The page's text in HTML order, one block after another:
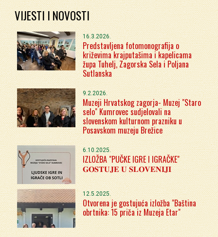
VIJESTI I NOVOSTI
16.3.2026.
Predstavljena fotomonografija o
križevima krajputašima i kapelicama
župa Tuhelj, Zagorska Sela i Poljana
Sutlanska
9.2.2026.
Muzeji Hrvatskog zagorja- Muzej "Staro
selo" Kumrovec sudjelovali na
slovenskom kulturnom prazniku u
Posavskom muzeju Brežice
6.10.2025.
IZLOŽBA "PUČKE IGRE I IGRAČKE"
𝐆𝐎𝐒𝐓𝐔𝐉𝐄 𝐔 𝐒𝐋𝐎𝐕𝐄𝐍𝐈𝐉𝐈
12.5.2025.
Otvorena je gostujuća izložba "Baština
obrtnika: 15 priča iz Muzeja Etar"